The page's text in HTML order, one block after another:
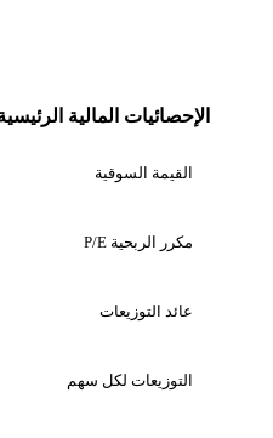
الإحصائيات المالية الرئيسية
القيمة السوقية
مكرر الربحية P/E
عائد التوزيعات
التوزيعات لكل سهم